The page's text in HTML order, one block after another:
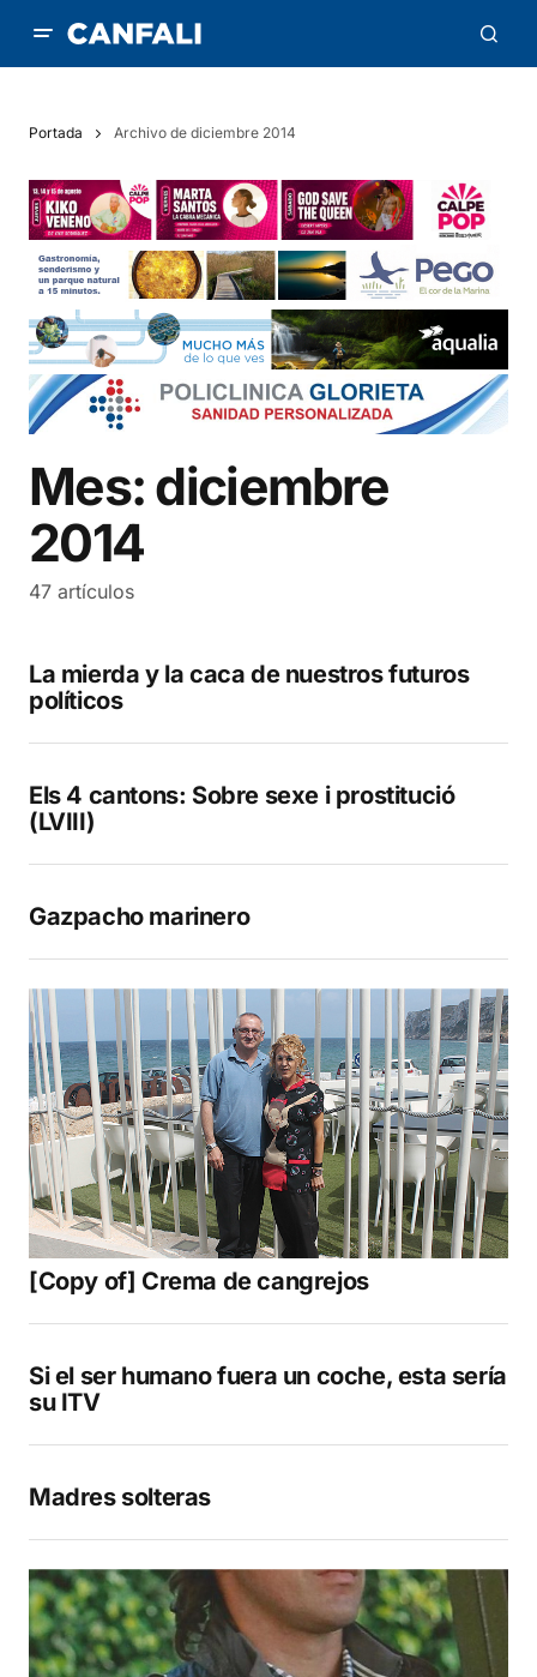
Portada Archivo de diciembre 2014
Mes:diciembre
2014
47 artículos
La mierda y la caca de nuestros futuros
políticos
Els 4 cantons: Sobre sexe i prostitució
(LVIII)
Gazpacho marinero
[Copy of] Crema de cangrejos
Si el ser humano fuera un coche, esta sería
su ITV
Madres solteras